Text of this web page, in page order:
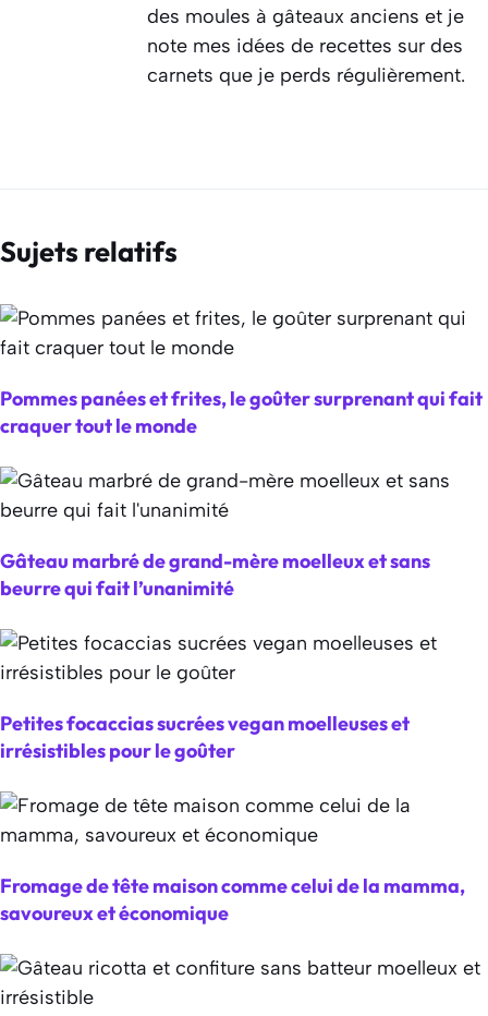
des moules à gâteaux anciens et je
note mes idées de recettes sur des
carnets que je perds régulièrement.
Sujets relatifs
Pommes panées et frites, le goûter surprenant qui fait
craquer tout le monde
Gâteau marbré de grand-mère moelleux et sans
beurre qui fait l’unanimité
Petites focaccias sucrées vegan moelleuses et
irrésistibles pour le goûter
Fromage de tête maison comme celui de la mamma,
savoureux et économique